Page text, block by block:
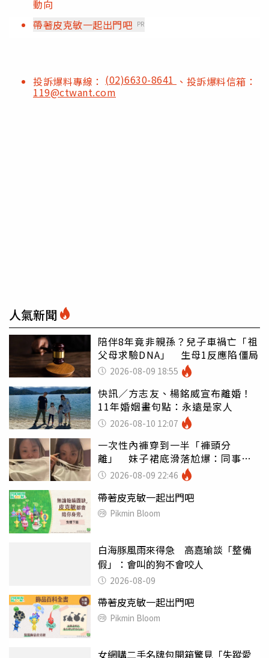
動向
帶著皮克敏一起出門吧 PR
投訴爆料專線： (02)6630-8641 、投訴爆料信箱：
119@ctwant.com
人氣新聞
陪伴8年竟非親孫？兒子車禍亡「祖
父母求驗DNA」 生母1反應陷僵局
2026-08-09 18:55
快訊／方志友、楊銘威宣布離婚！
11年婚姻畫句點：永遠是家人
2026-08-10 12:07
一次性內褲穿到一半「褲頭分
離」 妹子裙底滑落尬爆：同事全
看光2026-08-09 22:46
帶著皮克敏一起出門吧
Pikmin Bloom
白海豚風雨來得急 高嘉瑜談「整備
假」：會叫的狗不會咬人
2026-08-09
帶著皮克敏一起出門吧
Pikmin Bloom
女網購二手名牌包開箱驚見「失蹤愛